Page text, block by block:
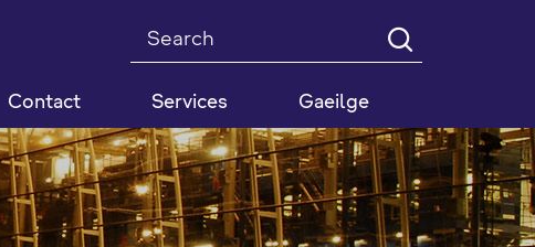
Search
Contact Services Gaeilge